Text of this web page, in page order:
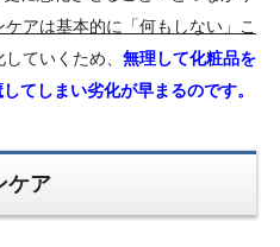
アは基本的に「何もしない」こ
ていくため、 無理して化粧品を
てしまい劣化が早まるのです。
ケア